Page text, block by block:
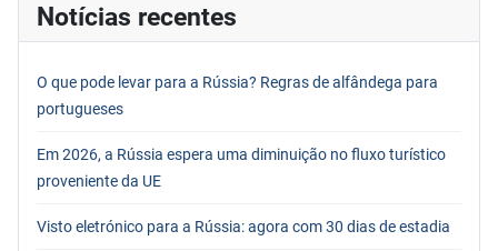
Notícias recentes
O que pode levar para a Rússia? Regras de alfândega para
portugueses
Em 2026, a Rússia espera uma diminuição no fluxo turístico
proveniente da UE
Visto eletrónico para a Rússia: agora com 30 dias de estadia